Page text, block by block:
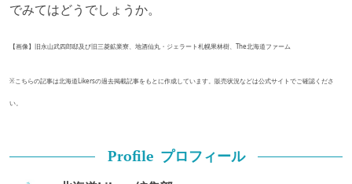
でみてはどうでしょうか。
【画像】旧永山武四郎邸及び旧三菱鉱業寮、地酒仙丸・ジェラート札幌果林樹、The北海道ファーム
※こちらの記事は北海道Likersの過去掲載記事をもとに作成しています。販売状況などは公式サイトでご確認くださ
い。
Profile プロフィール